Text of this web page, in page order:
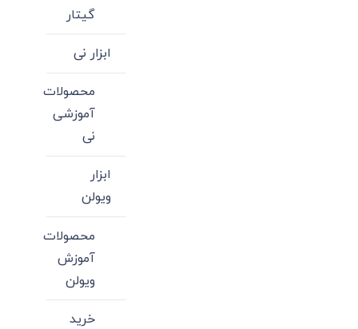
گیتار
ابزار نی
محصولات
آموزشی
نی
ابزار
ویولن
محصولات
آموزش
ویولن
خرید